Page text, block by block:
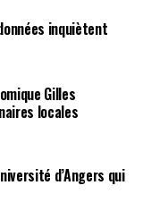
inquiètent
Gilles
locales
d’Angers qui